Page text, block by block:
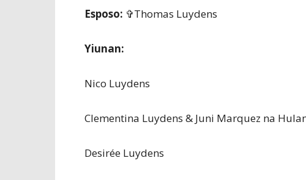
Esposo: ✞Thomas Luydens
Yiunan:
Nico Luydens
Clementina Luydens & Juni Marquez na
Desirée Luydens